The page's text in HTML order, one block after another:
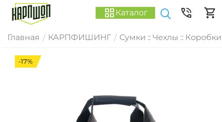
Каталог
Главная / КАРПФИШИНГ / Сумки :: Чехлы :: Коробки
-17%